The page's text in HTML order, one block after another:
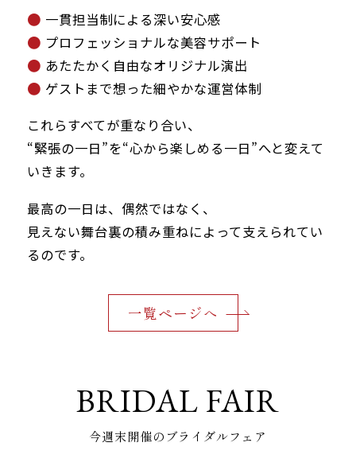
一貫担当制による深い安心感
プロフェッショナルな美容サポート
あたたかく自由なオリジナル演出
ゲストまで想った細やかな運営体制
これらすべてが重なり合い、
“緊張の一日”を“心から楽しめる一日”へと変えて
いきます。
最高の一日は、偶然ではなく、
見えない舞台裏の積み重ねによって支えられてい
るのです。
一覧ページへ
BRIDAL FAIR
今週末開催のブライダルフェア